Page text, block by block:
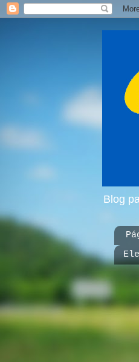
Blog